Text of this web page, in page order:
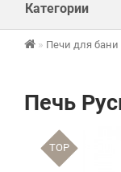
Категории
Печи для бани
Печь
TOP